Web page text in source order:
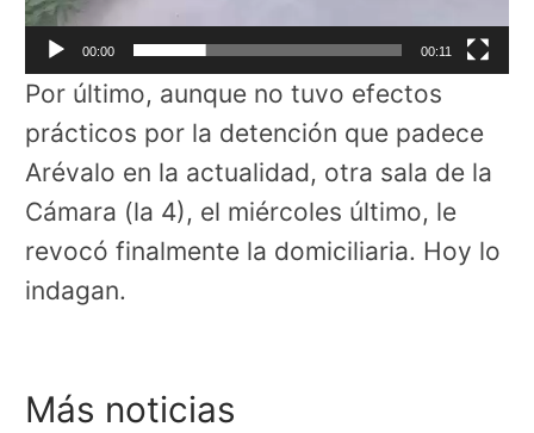
00:00 00:11
Por último, aunque no tuvo efectos
prácticos por la detención que padece
Arévalo en la actualidad, otra sala de la
Cámara (la 4), el miércoles último, le
revocó finalmente la domiciliaria. Hoy lo
indagan.
Más noticias